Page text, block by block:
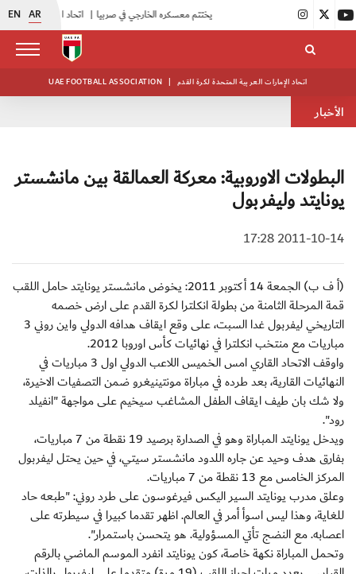
EN AR اتحاد الكرة يُنظم ورشة عمل للمراقبين المعتمدين | |
UAE FOOTBALL ASSOCIATION | اتحاد الإمارات العربية المتحدة لكرة القدم
الأخبار
البطولات الاوروبية: معركة العمالقة بين مانشستر
يونايتد وليفربول
2011-10-14 17:28
(أ ف ب) الجمعة 14 أكتوبر 2011: يخوض مانشستر يونايتد حامل اللقب
قمة المرحلة الثامنة من بطولة انكلترا لكرة القدم على ارض خصمه
التاريخي ليفربول غدا السبت، على وقع ايقاف هدافه الدولي واين روني 3
مباريات مع منتخب انكلترا في نهائيات كأس اوروبا 2012.
واوقف الاتحاد القاري امس الخميس اللاعب الدولي اول 3 مباريات في
النهائيات القارية، بعد طرده في مباراة مونتينيغرو ضمن التصفيات الاخيرة،
ولا شك بان طيف ايقاف الطفل المشاغب سيخيم على مواجهة "انفيلد
رود".
ويدخل يونايتد المباراة وهو في الصدارة برصيد 19 نقطة من 7 مباريات،
بفارق هدف وحيد عن جاره اللدود مانشستر سيتي، في حين يحتل ليفربول
المركز الخامس مع 13 نقطة من 7 مباريات.
وعلق مدرب يونايتد السير اليكس فيرغوسون على طرد روني: "طبعه حاد
للغاية، وهذا ليس اسوأ أمر في العالم. اظهر تقدما كبيرا في سيطرته على
اعصابه. مع النضج تأتي المسؤولية. هو يتحسن باستمرار".
وتحمل المباراة نكهة خاصة، كون يونايتد انفرد الموسم الماضي بالرقم